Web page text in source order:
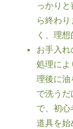
っかり
ら終わり
く、理想
お手入
処理によ
理後に油
で洗う
で、初
道具を始